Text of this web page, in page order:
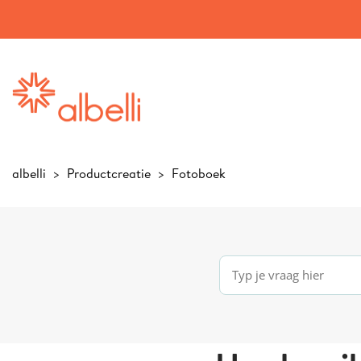
albelli Productcreatie Fotoboek